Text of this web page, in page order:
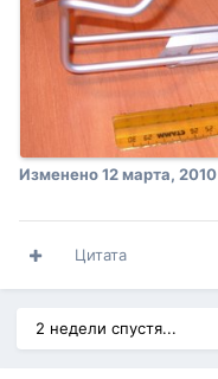
Изменено12 марта, 2010
Цитата
2 недели спустя...